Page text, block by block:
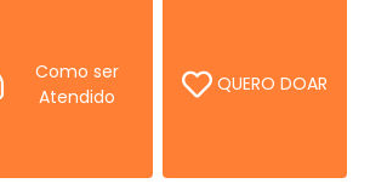
Como ser
Atendido
QUERO DOAR